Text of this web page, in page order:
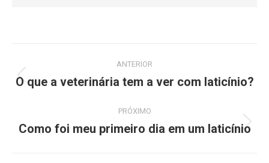
ANTERIOR
O que a veterinária tem a ver com laticínio?
PRÓXIMO
Como foi meu primeiro dia em um laticínio